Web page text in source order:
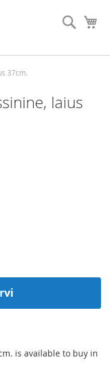
Otsi
37cm.
laius
is available to buy in